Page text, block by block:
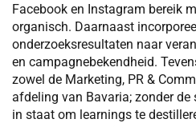
Facebook en Instagram bereik
organisch. Daarnaast
onderzoeksresultaten naar
en campagnebekendheid.
zowel de Marketing, PR &
afdeling van Bavaria; zonder de
in staat om learnings te